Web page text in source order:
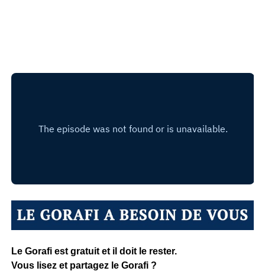
Le Gorafi est gratuit et il doit le rester.
Vous lisez et partagez le Gorafi ?